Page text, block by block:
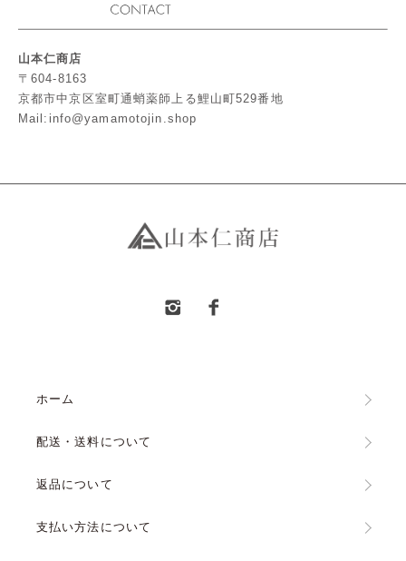
山本仁商店
〒604-8163
京都市中京区室町通蛸薬師上る鯉山町529番地
Mail:info@yamamotojin.shop
ホーム
配送・送料について
返品について
支払い方法について